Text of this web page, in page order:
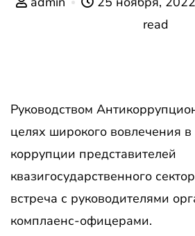
read
Руководством
целях широкого вовлечения
коррупции представителей
квазигосударственного
встреча с руководителями
комплаенс-офицерами.